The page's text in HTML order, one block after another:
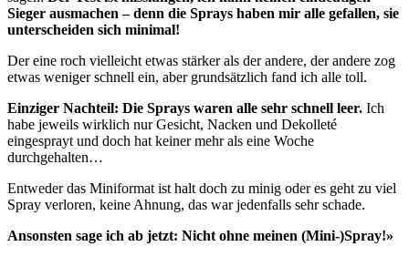
Sieger ausmachen – denn die Sprays haben mir alle gefallen, sie
unterscheiden sich minimal!
Der eine roch vielleicht etwas stärker als der andere, der andere zog
etwas weniger schnell ein, aber grundsätzlich fand ich alle toll.
Einziger Nachteil: Die Sprays waren alle sehr schnell leer. Ich
habe jeweils wirklich nur Gesicht, Nacken und Dekolleté
eingesprayt und doch hat keiner mehr als eine Woche
durchgehalten…
Entweder das Miniformat ist halt doch zu minig oder es geht zu viel
Spray verloren, keine Ahnung, das war jedenfalls sehr schade.
Ansonsten sage ich ab jetzt: Nicht ohne meinen (Mini-)Spray!»